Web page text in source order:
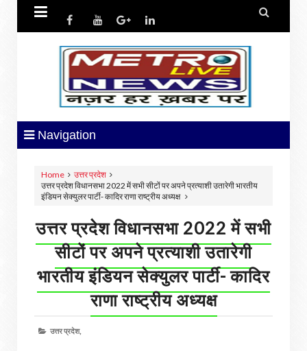
 
Navigation
Home
उत्तर प्रदेश
उत्तर प्रदेश विधानसभा 2022 में सभी सीटों पर अपने प्रत्याशी उतारेगी भारतीय
इंडियन सेक्युलर पार्टी- कादिर राणा राष्ट्रीय अध्यक्ष
उत्तर प्रदेश विधानसभा 2022 में सभी
सीटों पर अपने प्रत्याशी उतारेगी
भारतीय इंडियन सेक्युलर पार्टी- कादिर
राणा राष्ट्रीय अध्यक्ष
उत्तर प्रदेश,